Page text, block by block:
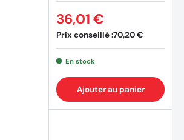
Prix conseillé :70,20 €
36,01 €
En stock
Ajouter au panier